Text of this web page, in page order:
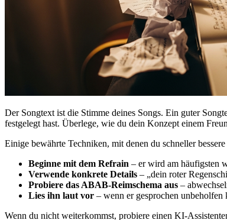
Der Songtext ist die Stimme deines Songs. Ein guter
festgelegt hast. Überlege, wie du dein Konzept einem
Einige bewährte Techniken, mit denen du schneller
Beginne mit dem Refrain – er wird am häufigsten
Verwende konkrete Details – „dein roter
Probiere das ABAB-Reimschema aus –
Lies ihn laut vor – wenn er gesprochen
Wenn du nicht weiterkommst, probiere einen KI-